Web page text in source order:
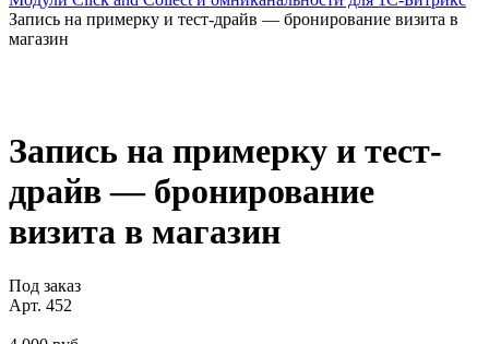
Запись на примерку и тест-драйв — бронирование визита в
магазин
Запись на примерку и тест-
драйв — бронирование
визита в магазин
Под заказ
Арт. 452